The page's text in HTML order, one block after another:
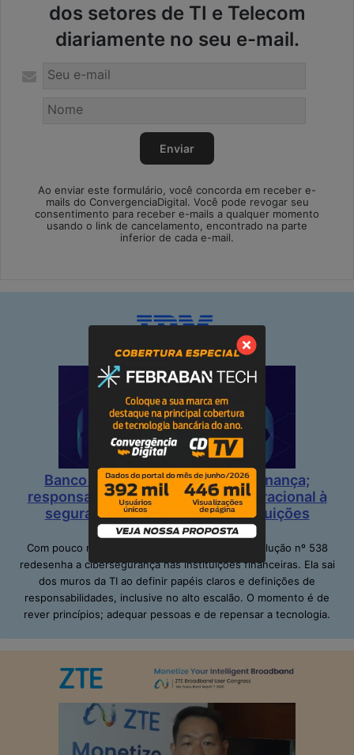
dos setores de TI e Telecom
diariamente no seu e-mail.
Ao enviar este formulário, você concorda em receber e-
mails do ConvergenciaDigital. Você pode revogar seu
consentimento para receber e-mails a qualquer momento
usando o link de cancelamento, encontrado na parte
inferior de cada e-mail.
Banco Central impõe mais governança;
responsabilidade e resiliência operacional à
segurança cibernética nas instituições
financeiras
Com pouco mais de dois meses em vigor, a resolução nº 538
redesenha a cibersegurança nas instituições financeiras. Ela sai
dos muros da TI ao definir papéis claros e definições de
responsabilidades, inclusive no alto escalão. O momento é de
rever princípios; adequar pessoas e de repensar a tecnologia.